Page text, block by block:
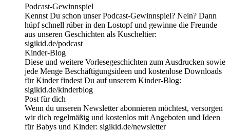
Podcast-Gewinnspiel
Kennst Du schon unser Podcast-Gewinnspiel? Nein? Dann
hüpf schnell rüber in den Lostopf und gewinne die Freunde
aus unseren Geschichten als Kuscheltier:
sigikid.de/podcast
Kinder-Blog
Diese und weitere Vorlesegeschichten zum Ausdrucken sowie
jede Menge Beschäftigungsideen und kostenlose Downloads
für Kinder findest Du auf unserem Kinder-Blog:
⁠sigikid.de/kinderblog
Post für dich
Wenn du unseren Newsletter abonnieren möchtest, versorgen
wir dich regelmäßig und kostenlos mit Angeboten und Ideen
für Babys und Kinder: ⁠sigikid.de/newsletter⁠